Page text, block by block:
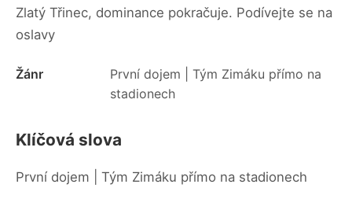
Zlatý Třinec, dominance pokračuje. Podívejte se na
oslavy
Žánr
První dojem | Tým Zimáku přímo na
stadionech
Klíčová slova
První dojem | Tým Zimáku přímo na stadionech